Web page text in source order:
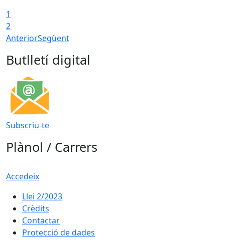
1
2
AnteriorSegüent
Butlletí digital
Subscriu-te
Plànol / Carrers
Accedeix
Llei 2/2023
Crèdits
Contactar
Protecció de dades